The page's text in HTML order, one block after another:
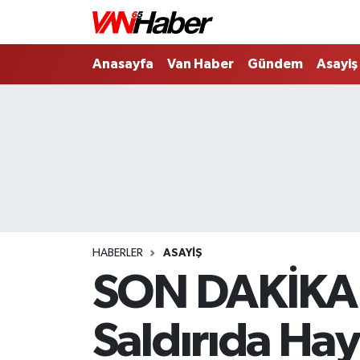
Anasayfa Van Haber Gündem Asayiş
HABERLER ASAYIŞ
SON
Saldırıda
Nöbetçi Eczaneler
Haber Arşivi